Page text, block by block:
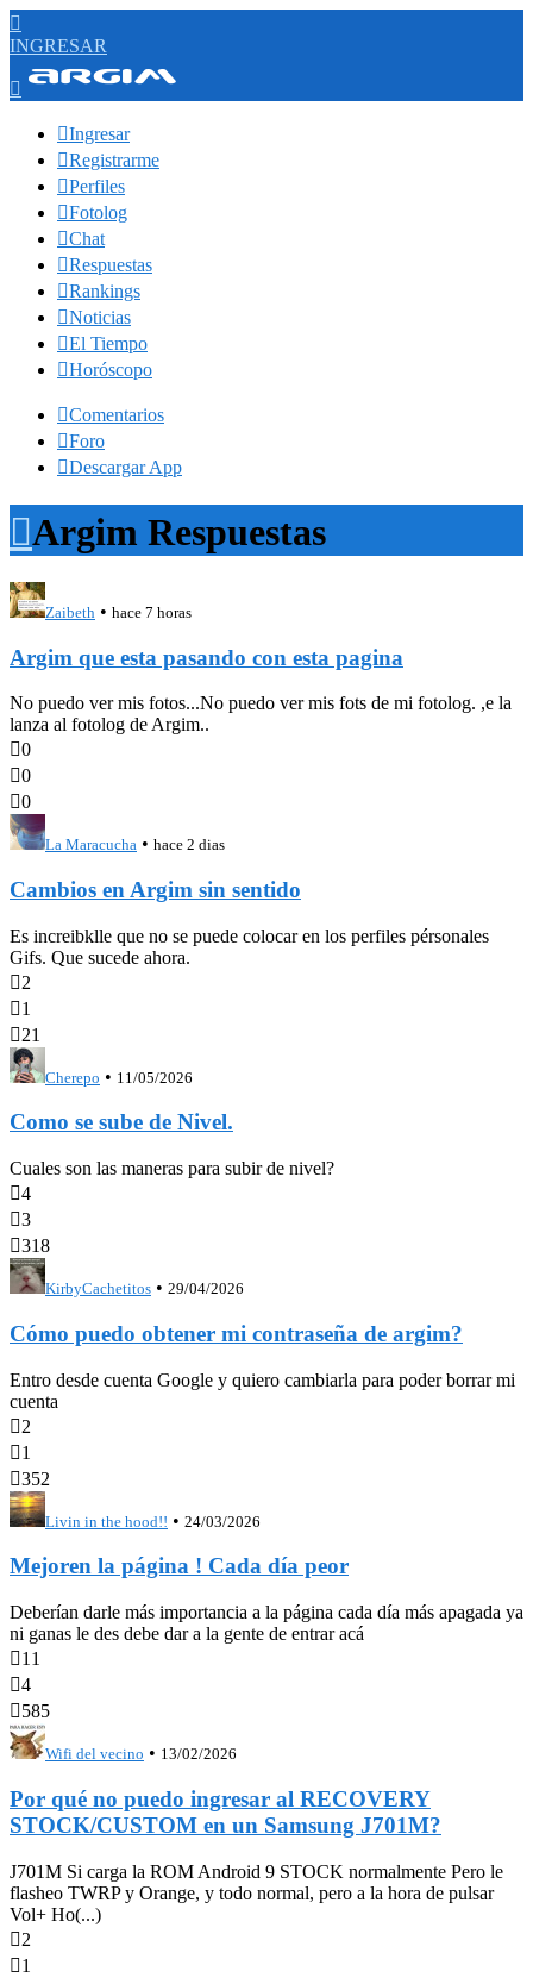

INGRESAR

Ingresar
Registrarme
Perfiles
Fotolog
Chat
Respuestas
Rankings
Noticias
El Tiempo
Horóscopo
Comentarios
Foro
Descargar App
Argim Respuestas
Zaibeth • hace 7 horas
Argim que esta pasando con esta pagina
No puedo ver mis fotos...No puedo ver mis fots de mi fotolog. ,e la
lanza al fotolog de Argim..
0
0
0
La Maracucha • hace 2 dias
Cambios en Argim sin sentido
Es increibklle que no se puede colocar en los perfiles pérsonales
Gifs. Que sucede ahora.
2
1
21
Cherepo • 11/05/2026
Como se sube de Nivel.
Cuales son las maneras para subir de nivel?
4
3
318
KirbyCachetitos • 29/04/2026
Cómo puedo obtener mi contraseña de argim?
Entro desde cuenta Google y quiero cambiarla para poder borrar mi
cuenta
2
1
352
Livin in the hood!! • 24/03/2026
Mejoren la página ! Cada día peor
Deberían darle más importancia a la página cada día más apagada ya
ni ganas le des debe dar a la gente de entrar acá
11
4
585
Wifi del vecino • 13/02/2026
Por qué no puedo ingresar al RECOVERY
STOCK/CUSTOM en un Samsung J701M?
J701M Si carga la ROM Android 9 STOCK normalmente Pero le
flasheo TWRP y Orange, y todo normal, pero a la hora de pulsar
Vol+ Ho(...)
2
1